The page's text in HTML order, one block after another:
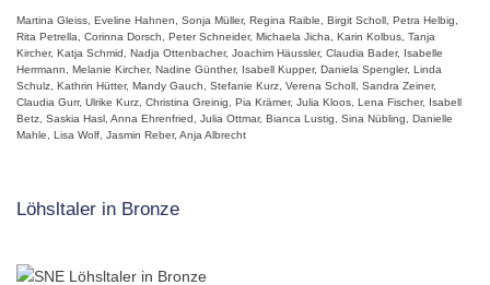
Martina Gleiss, Eveline Hahnen, Sonja Müller, Regina Raible, Birgit Scholl, Petra Helbig,
Rita Petrella, Corinna Dorsch, Peter Schneider, Michaela Jicha, Karin Kolbus, Tanja
Kircher, Katja Schmid, Nadja Ottenbacher, Joachim Häussler, Claudia Bader, Isabelle
Herrmann, Melanie Kircher, Nadine Günther, Isabell Kupper, Daniela Spengler, Linda
Schulz, Kathrin Hütter, Mandy Gauch, Stefanie Kurz, Verena Scholl, Sandra Zeiner,
Claudia Gurr, Ulrike Kurz, Christina Greinig, Pia Krämer, Julia Kloos, Lena Fischer, Isabell
Betz, Saskia Hasl, Anna Ehrenfried, Julia Ottmar, Bianca Lustig, Sina Nübling, Danielle
Mahle, Lisa Wolf, Jasmin Reber, Anja Albrecht
Löhsltaler in Bronze